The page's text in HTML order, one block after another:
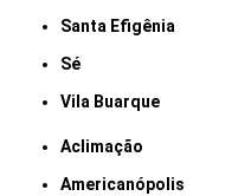
Santa Efigênia
Sé
Vila Buarque
Aclimação
Americanópolis